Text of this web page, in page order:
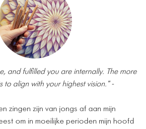
and fulfilled you are internally. The more
to align with your highest vision." -
zingen zijn van jongs af aan mijn
om in moeilijke perioden mijn hoofd